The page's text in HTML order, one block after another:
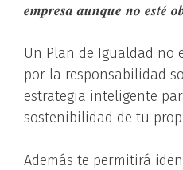
𝒆𝒎𝒑𝒓𝒆𝒔𝒂 𝒂𝒖𝒏𝒒𝒖𝒆 𝒏𝒐 𝒆𝒔𝒕𝒆́
Un Plan de Igualdad no
por la responsabilidad
estrategia inteligente
sostenibilidad de tu
Además te permitirá